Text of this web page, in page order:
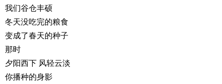
我们谷仓丰硕
冬天没吃完的粮食
变成了春天的种子
那时
夕阳西下 风轻云淡
你播种的身影